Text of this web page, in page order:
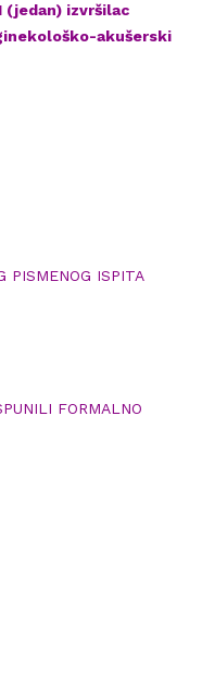
(jedan) izvršilac
akušerski
PISMENOG ISPITA
FORMALNO